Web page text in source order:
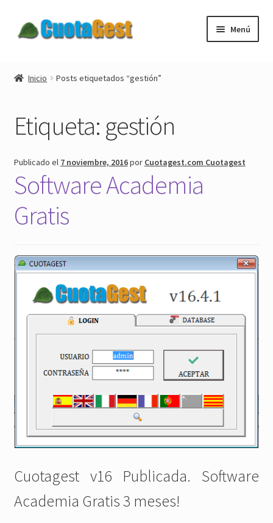
aal
Menú
Tienda
hijo
Blog
Mi cuenta
Nuestros clientes
Contactar
Inicio Posts etiquetados “gestión”
Etiqueta: gestión
Publicado el 7 noviembre, 2016por Cuotagest.com Cuotagest
Software Academia
Gratis
Cuotagest v16 Publicada. Software
Academia Gratis 3 meses!